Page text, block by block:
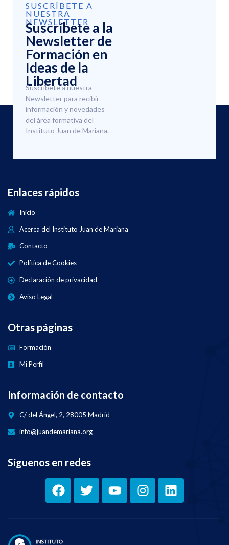
SUSCRÍBETE A
NUESTRA
NEWSLETTER
Suscríbete a la
Newsletter de
Formación en
Ideas de la
Libertad
Suscríbete a nuestra
Newsletter para recibir
información y novedades
del área formativa del
Instituto Juan de Mariana.
Enlaces rápidos
Inicio
Acerca del Instituto Juan de Mariana
Contacto
Política de Cookies
Declaración de privacidad
Aviso Legal
Otras páginas
Formación
Mi Perfil
Información de contacto
C/ del Ángel, 2, 28005 Madrid
info@juandemariana.org
Síguenos en redes